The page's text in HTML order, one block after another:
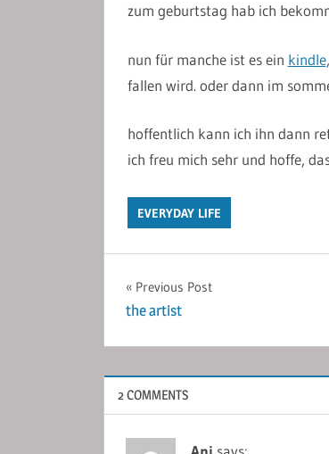
zum geburtstag hab ich
nun für manche ist es ein kindle
fallen wird. oder dann im
hoffentlich kann ich ihn dann
ich freu mich sehr und hoffe,
EVERYDAY LIFE
Post
navigation
Previous Post
the artist
2 COMMENTS